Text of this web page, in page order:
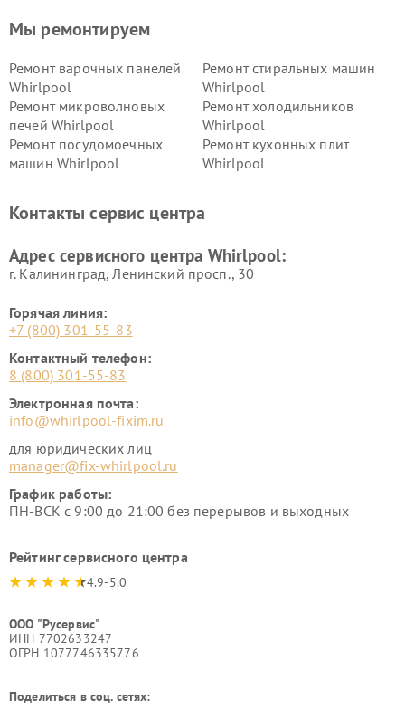
Мы ремонтируем
Ремонт варочных панелей
Whirlpool
Ремонт стиральных машин
Whirlpool
Ремонт микроволновых
печей Whirlpool
Ремонт холодильников
Whirlpool
Ремонт посудомоечных
машин Whirlpool
Ремонт кухонных плит
Whirlpool
Контакты сервис центра
Адрес сервисного центра Whirlpool:
г. Калининград, Ленинский просп., 30
Горячая линия:
+7 (800) 301-55-83
Контактный телефон:
8 (800) 301-55-83
Электронная почта:
info@whirlpool-fixim.ru
для юридических лиц
manager@fix-whirlpool.ru
График работы:
ПН-ВСК с 9:00 до 21:00 без перерывов и выходных
Рейтинг сервисного центра
4.9-5.0
ООО "Русервис"
ИНН 7702633247
ОГРН 1077746335776
Поделиться в соц. сетях: